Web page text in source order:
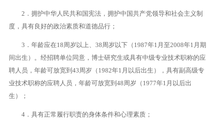
2．拥护中华人民共和国宪法，拥护中国共产党领导和社会主义制
度，具有良好的政治素质和道德品行；
3．年龄应在18周岁以上、38周岁以下（1987年1月至2008年1月期
间出生）。经招聘单位同意，博士研究生或具有中级专业技术职称的应
聘人员，年龄可放宽到43周岁（1982年1月以后出生），具有副高级专
业技术职称的应聘人员，年龄可放宽到48周岁（1977年1月以后出
生）；
4．具有正常履行职责的身体条件和心理素质；